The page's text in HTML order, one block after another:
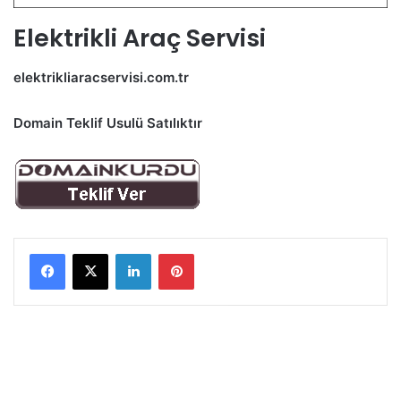
Elektrikli Araç Servisi
elektrikliaracservisi.com.tr
Domain Teklif Usulü Satılıktır
LinkedInPinterest